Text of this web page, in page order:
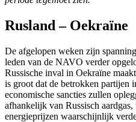
Rusland – Oekraïne
De afgelopen weken zijn
leden van de NAVO verder
Russische inval in Oekraïne
is groot dat de betrokken partijen
economische sancties zullen
afhankelijk van Russisch
energieprijzen waarschijnlijk